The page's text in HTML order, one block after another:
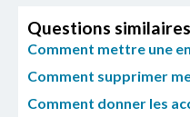
Questions similaires
Comment mettre une
Comment supprimer
Comment donner les